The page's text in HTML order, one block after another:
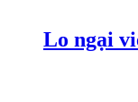
Lo ngại